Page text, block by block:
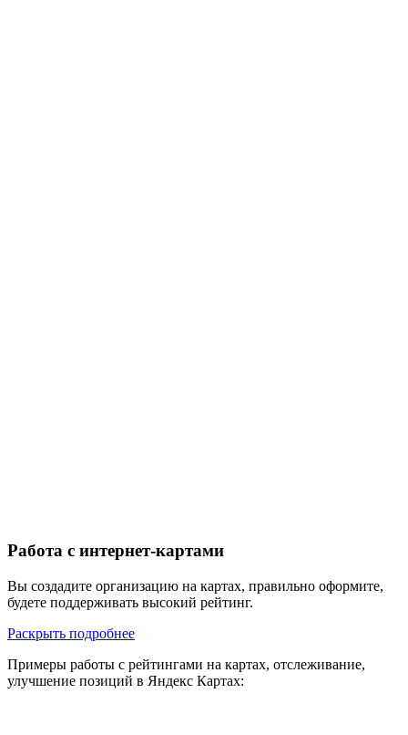
Работа с интернет-картами
Вы создадите организацию на картах, правильно оформите,
будете поддерживать высокий рейтинг.
Раскрыть подробнее
Примеры работы с рейтингами на картах, отслеживание,
улучшение позиций в Яндекс Картах: